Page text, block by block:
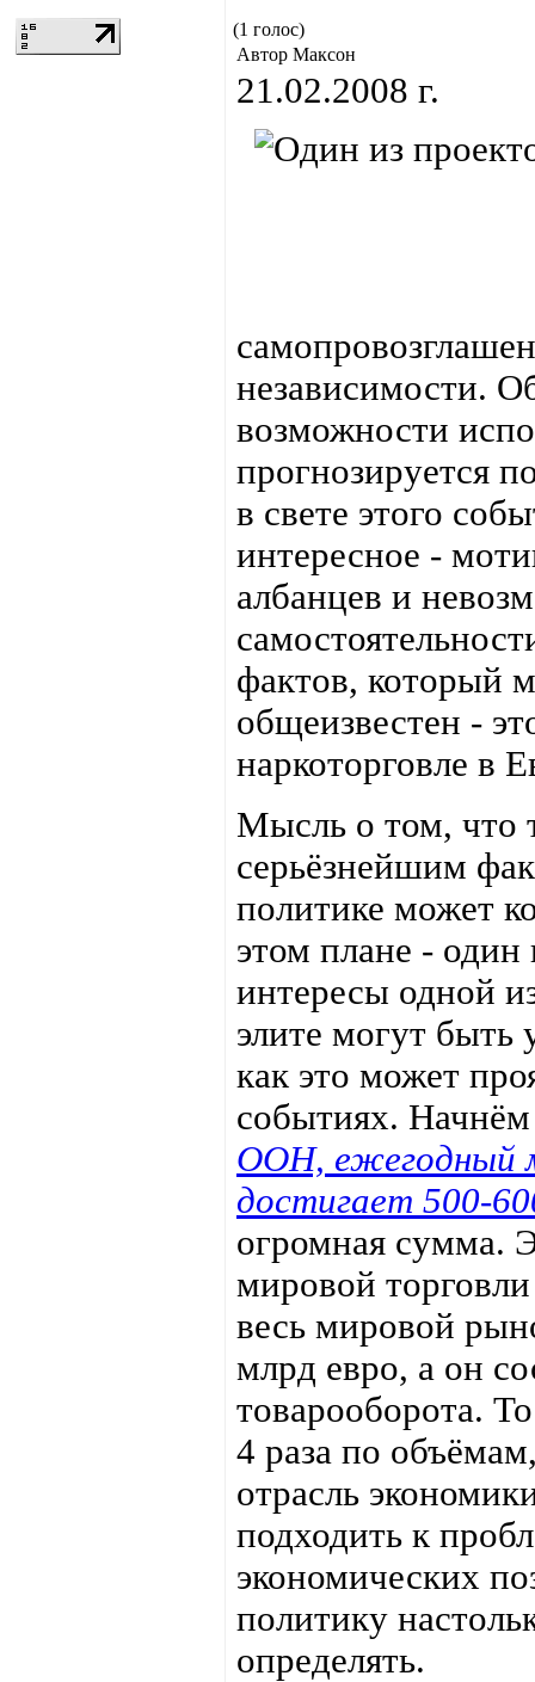
(1 голос)
Автор Максон
21.02.2008 г.
независимости.
возможности
прогнозируется
в свете этого
интересное -
албанцев и
фактов, который
общеизвестен -
наркоторговле в
Мысль о том, что
серьёзнейшим
политике может
этом плане -
интересы одной
элите могут быть
как это может
событиях.
ООН, ежегодный
достигает 500-
огромная сумма.
мировой
весь мировой
млрд евро, а он
товарооборота.
4 раза по
отрасль
подходить к
экономических
политику
определять.